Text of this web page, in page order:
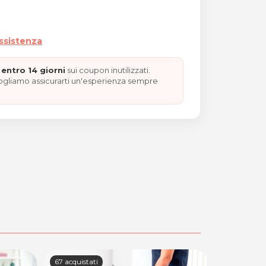
14 giorni sui coupon inutilizzati.
assicurarti un'esperienza sempre
67 acquistati